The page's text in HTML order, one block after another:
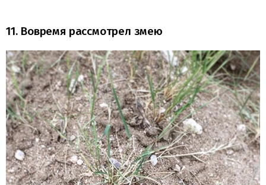
11. Вовремя рассмотрел змею